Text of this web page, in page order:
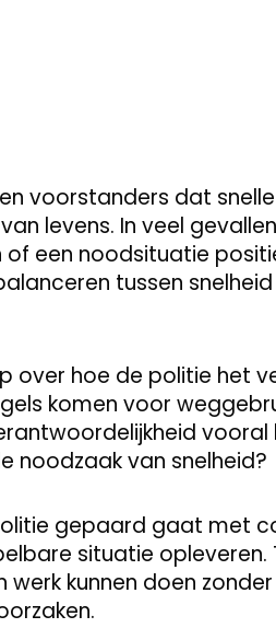
voorstanders dat
levens. In veel
een noodsituatie
tussen snelheid
over hoe de politie het
komen voor
noodzaak van snelheid?
gepaard gaat met
situatie opleveren.
werk kunnen doen